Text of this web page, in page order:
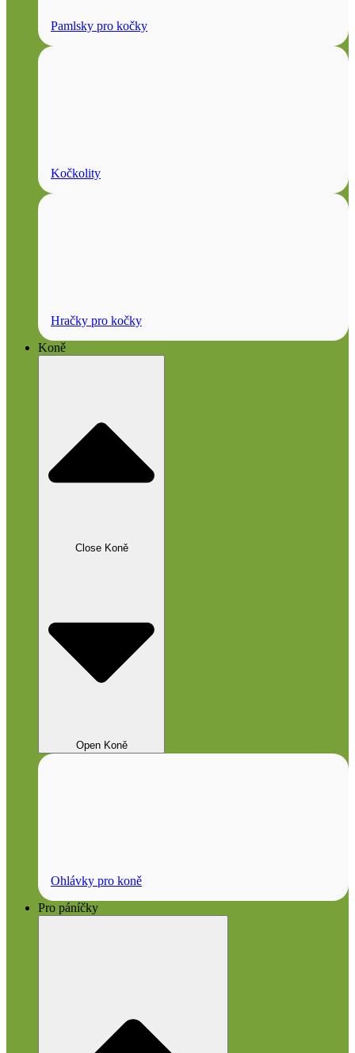
Pamlsky pro kočky
Kočkolity
Hračky pro kočky
Koně
Close Koně
Open Koně
Ohlávky pro koně
Pro páníčky